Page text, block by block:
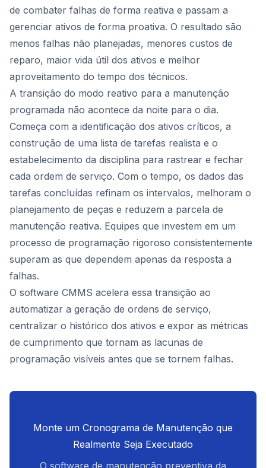
de combater falhas de forma reativa e passam a
gerenciar ativos de forma proativa. O resultado são
menos falhas não planejadas, menores custos de
reparo, maior vida útil dos ativos e melhor
aproveitamento do tempo dos técnicos.
A transição do modo reativo para a manutenção
programada não acontece da noite para o dia.
Começa com a identificação dos ativos críticos, a
construção de uma lista de tarefas realista e o
estabelecimento da disciplina para rastrear e fechar
cada ordem de serviço. Com o tempo, os dados das
tarefas concluídas refinam os intervalos, melhoram o
planejamento de peças e reduzem a parcela de
manutenção reativa. Equipes que investem em um
processo de programação rigoroso consistentemente
superam as que dependem apenas da resposta a
falhas.
O software CMMS acelera essa transição ao
automatizar a geração de ordens de serviço,
centralizar o histórico dos ativos e expor as métricas
de cumprimento que tornam as lacunas de
programação visíveis antes que se tornem falhas.
Monte um Cronograma de Manutenção que
Realmente Seja Executado
O software de manutenção preventiva da